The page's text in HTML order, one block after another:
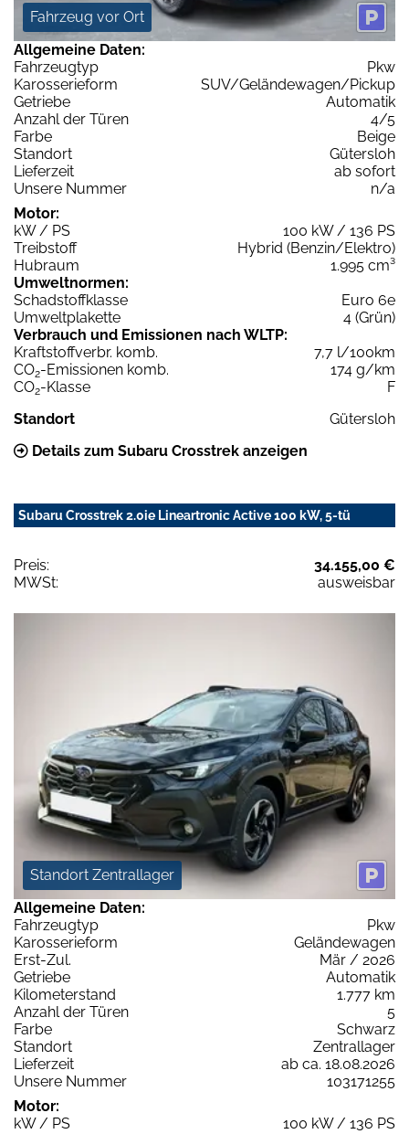
Fahrzeug vor Ort
Allgemeine Daten:
Fahrzeugtyp
Pkw
Karosserieform
SUV/Geländewagen/Pickup
Getriebe
Automatik
Anzahl der Türen
4/5
Farbe
Beige
Standort
Gütersloh
Lieferzeit
ab sofort
Unsere Nummer
n/a
Motor:
kW / PS
100 kW / 136 PS
Treibstoff
Hybrid (Benzin/Elektro)
Hubraum
1.995 cm³
Umweltnormen:
Schadstoffklasse
Euro 6e
Umweltplakette
4 (Grün)
Verbrauch und Emissionen nach WLTP:
Kraftstoffverbr. komb.
7,7 l/100km
CO2-Emissionen komb.
174 g/km
CO2-Klasse
F
Standort
Gütersloh
Details zum Subaru Crosstrek anzeigen
Subaru Crosstrek 2.0ie Lineartronic Active 100 kW, 5-tü
Preis:
34.155,00 €
MWSt:
ausweisbar
Standort Zentrallager
Allgemeine Daten:
Fahrzeugtyp
Pkw
Karosserieform
Geländewagen
Erst-Zul.
Mär / 2026
Getriebe
Automatik
Kilometerstand
1.777 km
Anzahl der Türen
5
Farbe
Schwarz
Standort
Zentrallager
Lieferzeit
ab ca. 18.08.2026
Unsere Nummer
103171255
Motor:
kW / PS
100 kW / 136 PS